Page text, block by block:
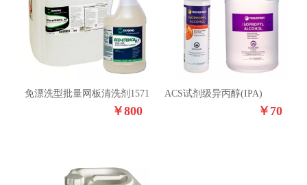
免漂洗型批量网板清洗剂1571
￥800
ACS试剂级异丙醇(IPA)
￥ 70